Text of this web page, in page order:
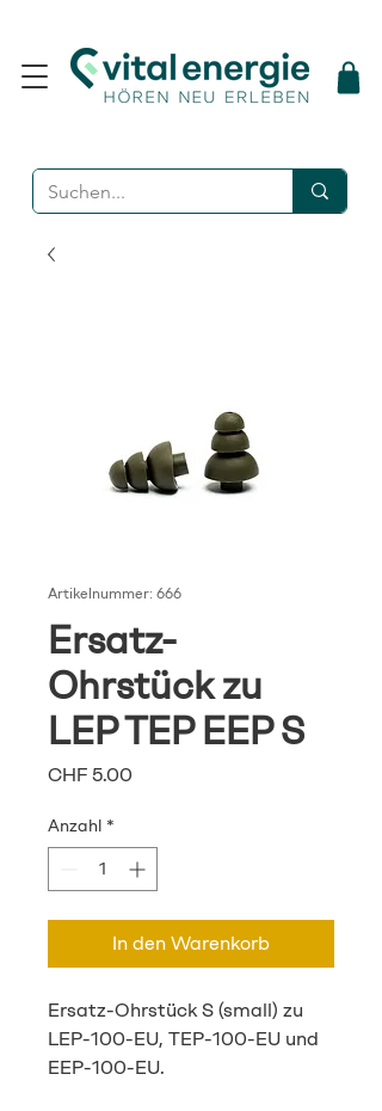
Artikelnummer: 666
Ersatz-
Ohrstück zu
LEP TEP EEP S
CHF 5.00
Anzahl *
In den Warenkorb
Ersatz-Ohrstück S (small) zu
LEP-100-EU, TEP-100-EU und
EEP-100-EU.